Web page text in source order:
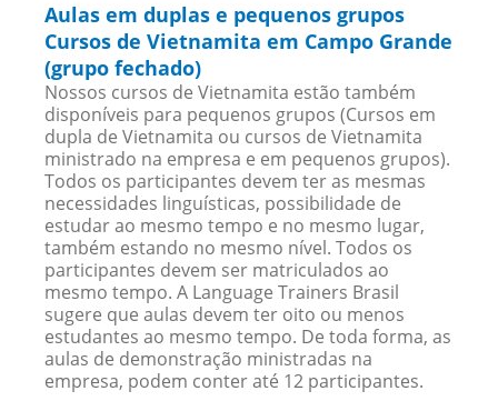
Aulas em duplas e pequenos grupos
Cursos de Vietnamita em Campo Grande
(grupo fechado)
Nossos cursos de Vietnamita estão também
disponíveis para pequenos grupos (Cursos em
dupla de Vietnamita ou cursos de Vietnamita
ministrado na empresa e em pequenos grupos).
Todos os participantes devem ter as mesmas
necessidades linguísticas, possibilidade de
estudar ao mesmo tempo e no mesmo lugar,
também estando no mesmo nível. Todos os
participantes devem ser matriculados ao
mesmo tempo. A Language Trainers Brasil
sugere que aulas devem ter oito ou menos
estudantes ao mesmo tempo. De toda forma, as
aulas de demonstração ministradas na
empresa, podem conter até 12 participantes.